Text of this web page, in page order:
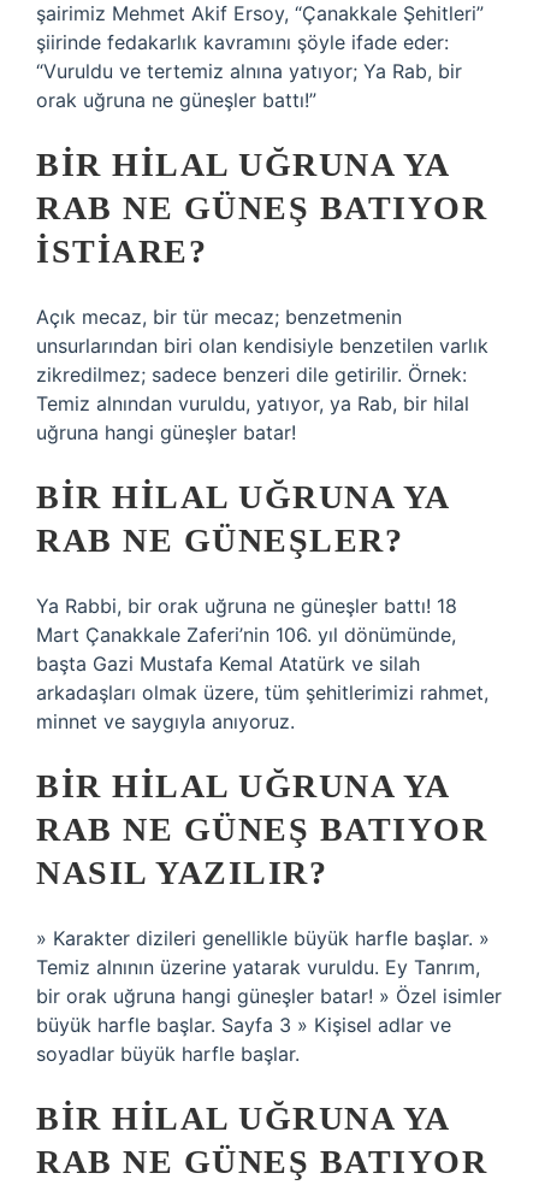
şairimiz Mehmet Akif Ersoy, “Çanakkale Şehitleri”
şiirinde fedakarlık kavramını şöyle ifade eder:
“Vuruldu ve tertemiz alnına yatıyor; Ya Rab, bir
orak uğruna ne güneşler battı!”
BIR HILAL UĞRUNA YA
RAB NE GÜNEŞ BATIYOR
ISTIARE?
Açık mecaz, bir tür mecaz; benzetmenin
unsurlarından biri olan kendisiyle benzetilen varlık
zikredilmez; sadece benzeri dile getirilir. Örnek:
Temiz alnından vuruldu, yatıyor, ya Rab, bir hilal
uğruna hangi güneşler batar!
BIR HILAL UĞRUNA YA
RAB NE GÜNEŞLER?
Ya Rabbi, bir orak uğruna ne güneşler battı! 18
Mart Çanakkale Zaferi’nin 106. yıl dönümünde,
başta Gazi Mustafa Kemal Atatürk ve silah
arkadaşları olmak üzere, tüm şehitlerimizi rahmet,
minnet ve saygıyla anıyoruz.
BIR HILAL UĞRUNA YA
RAB NE GÜNEŞ BATIYOR
NASIL YAZILIR?
» Karakter dizileri genellikle büyük harfle başlar. »
Temiz alnının üzerine yatarak vuruldu. Ey Tanrım,
bir orak uğruna hangi güneşler batar! » Özel isimler
büyük harfle başlar. Sayfa 3 » Kişisel adlar ve
soyadlar büyük harfle başlar.
BIR HILAL UĞRUNA YA
RAB NE GÜNEŞ BATIYOR